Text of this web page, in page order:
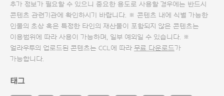
추가 정보가 필요할 수 있으니 중요한 용도로 사용할 경우에는 반드시
콘텐츠 관련기관에 확인하시기 바랍니다. ※ 콘텐츠 내에 식별 가능한
인물의 초상 혹은 특정한 타인의 재산물이 포함되지 않은 콘텐츠는
이용범위에 따라 사용이 가능하며, 일부 예외일 수 있습니다. ※
얼라우투의 업로드된 콘텐츠는 CCL에 따라 무료 다운로드가
가능합니다.
태그